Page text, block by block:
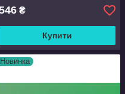
₴
Купити
Новинка